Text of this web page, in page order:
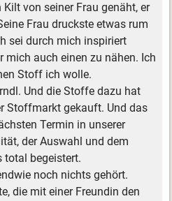
Kilt von seiner Frau genäht, er
Frau druckste etwas rum
sei durch mich inspiriert
mich auch einen zu nähen. Ich
Stoff ich wolle.
Und die Stoffe dazu hat
Stoffmarkt gekauft. Und das
Termin in unserer
der Auswahl und dem
total begeistert.
noch nichts gehört.
die mit einer Freundin den